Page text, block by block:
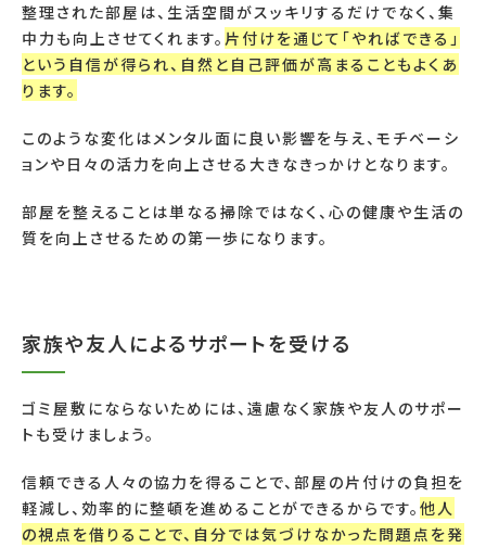
整理された部屋は、生活空間がスッキリするだけでなく、集
中力も向上させてくれます。 片付けを通じて「やればできる」
という自信が得られ、自然と自己評価が高まることもよくあ
ります。
このような変化はメンタル面に良い影響を与え、モチベーシ
ョンや日々の活力を向上させる大きなきっかけとなります。
部屋を整えることは単なる掃除ではなく、心の健康や生活の
質を向上させるための第一歩になります。
家族や友人によるサポートを受ける
ゴミ屋敷にならないためには、遠慮なく家族や友人のサポー
トも受けましょう。
信頼できる人々の協力を得ることで、部屋の片付けの負担を
軽減し、効率的に整頓を進めることができるからです。 他人
の視点を借りることで、自分では気づけなかった問題点を発